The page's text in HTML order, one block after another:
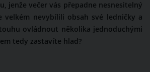
jenže večer vás přepadne nesnesitelný
velkém nevybílili obsah své ledničky a
ovládnout několika jednoduchými
tedy zastavíte hlad?